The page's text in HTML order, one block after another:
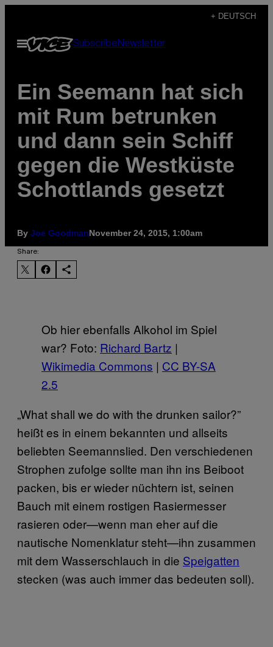
content
+ DEUTSCH
Open
Menu
Subscribe Newsletter
Ein Seemann hat sich
mit Rum betrunken
und dann sein Schiff
gegen die Westküste
Schottlands gesetzt
By Joe GoodmanNovember 24, 2015, 1:00am
Share:
Ob hier ebenfalls Alkohol im Spiel
war? Foto: Richard Bartz |
Wikimedia Commons | CC BY-SA
2.5
„What shall we do with the drunken sailor?”
heißt es in einem bekannten und allseits
beliebten Seemannslied. Den verschiedenen
Strophen zufolge sollte man ihn ins Beiboot
packen, bis er wieder nüchtern ist, seinen
Bauch mit einem rostigen Rasiermesser
rasieren oder—wenn man eher auf die
nautische Nomenklatur steht—ihn zusammen
mit dem Wasserschlauch in die Speigatten
stecken (was auch immer das bedeuten soll).